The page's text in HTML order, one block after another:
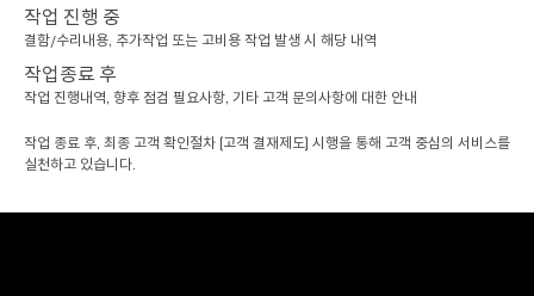
작업 진행 중
결함/수리내용, 추가작업 또는 고비용 작업 발생 시 해당 내역
작업종료 후
작업 진행내역, 향후 점검 필요사항, 기타 고객 문의사항에 대한 안내
작업 종료 후, 최종 고객 확인절차 (고객 결재제도) 시행을 통해 고객 중심의 서비스를
실천하고 있습니다.